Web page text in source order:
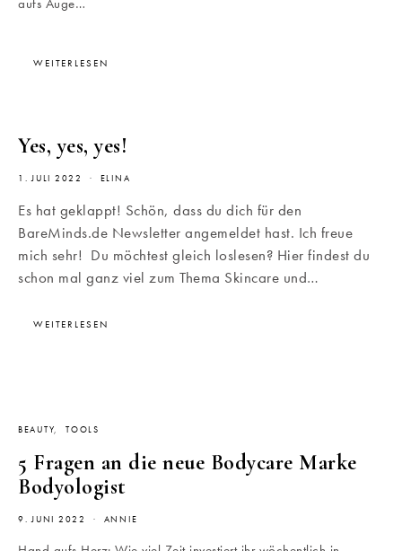
aufs Auge…
WEITERLESEN
Yes, yes, yes!
1. JULI 2022 ELINA
Es hat geklappt! Schön, dass du dich für den
BareMinds.de Newsletter angemeldet hast. Ich freue
mich sehr! Du möchtest gleich loslesen? Hier findest du
schon mal ganz viel zum Thema Skincare und…
WEITERLESEN
BEAUTY TOOLS
5 Fragen an die neue Bodycare Marke
Bodyologist
9. JUNI 2022 ANNIE